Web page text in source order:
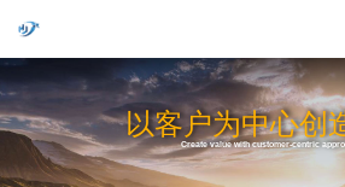
以客户为中心创
Create value with customer-centric